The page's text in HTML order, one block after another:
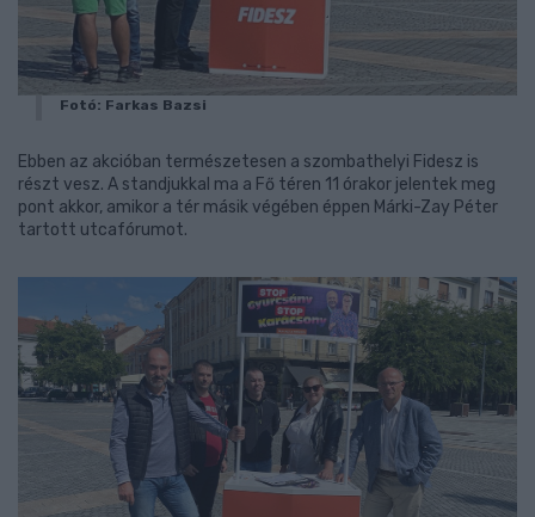
Fotó: Farkas Bazsi
Ebben az akcióban természetesen a szombathelyi Fidesz is
részt vesz. A standjukkal ma a Fő téren 11 órakor jelentek meg
pont akkor, amikor a tér másik végében éppen Márki-Zay Péter
tartott utcafórumot.